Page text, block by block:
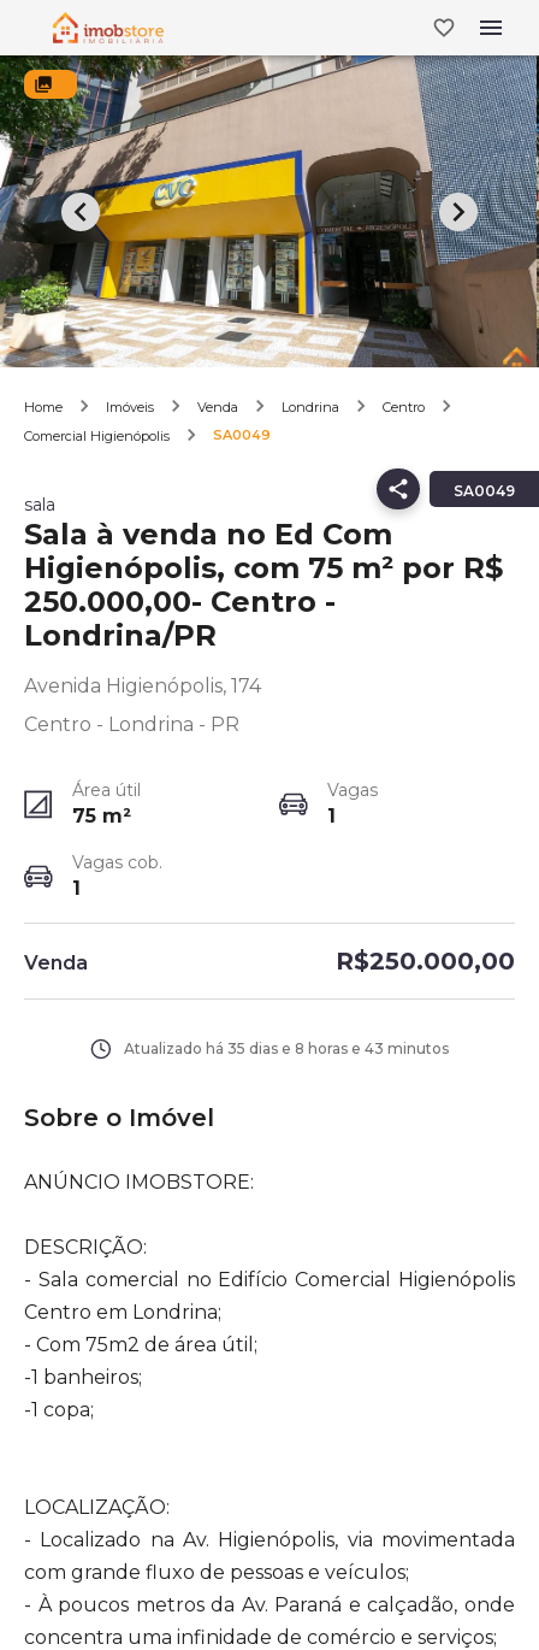
Home Imóveis Venda Londrina
Centro
Comercial Higienópolis
SA0049
SA0049
sala
Sala à venda no Ed Com
Higienópolis, com 75 m² por R$
250.000,00- Centro -
Londrina/PR
Avenida Higienópolis, 174
Centro - Londrina - PR
Área útil
75 m²
Vagas
1
Vagas cob.
1
Venda R$250.000,00
Atualizado há 35 dias e 8 horas e 43 minutos
Sobre o Imóvel
ANÚNCIO IMOBSTORE:
DESCRIÇÃO:
- Sala comercial no Edifício Comercial Higienópolis
Centro em Londrina;
- Com 75m2 de área útil;
-1 banheiros;
-1 copa;
LOCALIZAÇÃO:
- Localizado na Av. Higienópolis, via movimentada
com grande fluxo de pessoas e veículos;
- À poucos metros da Av. Paraná e calçadão, onde
concentra uma infinidade de comércio e serviços;